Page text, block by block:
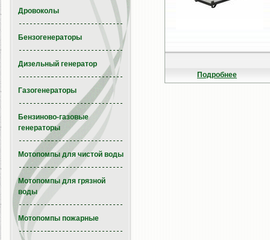
Подробнее
Дровоколы
Бензогенераторы
Дизельный генератор
Газогенераторы
Бензиново-газовые
генераторы
Мотопомпы для чистой воды
Мотопомпы для грязной
воды
Мотопомпы пожарные